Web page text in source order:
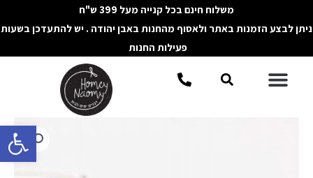
פתח
לתוכן
משלוח חינם בכל קנייה מעל 399 ש"ח
ניתן לבצע הזמנות באתר ולאסוף מהחנות באבן יהודה . יש להתעדכן בשעות
פעילות החנות
תפריטחיפוש